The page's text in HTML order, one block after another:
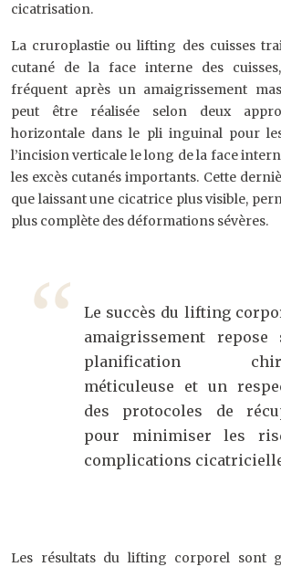
cicatrisation.
La cruroplastie ou lifting des cuisses
cutané de la face interne des
fréquent après un amaigrissement
peut être réalisée selon deux
horizontale dans le pli inguinal pour
l’incision verticale le long de la face
les excès cutanés importants. Cette
que laissant une cicatrice plus visible,
plus complète des déformations sévères.
Le succès du lifting
amaigrissement repose
planification
méticuleuse et un
des protocoles de
pour minimiser les
complications
Les résultats du lifting corporel sont